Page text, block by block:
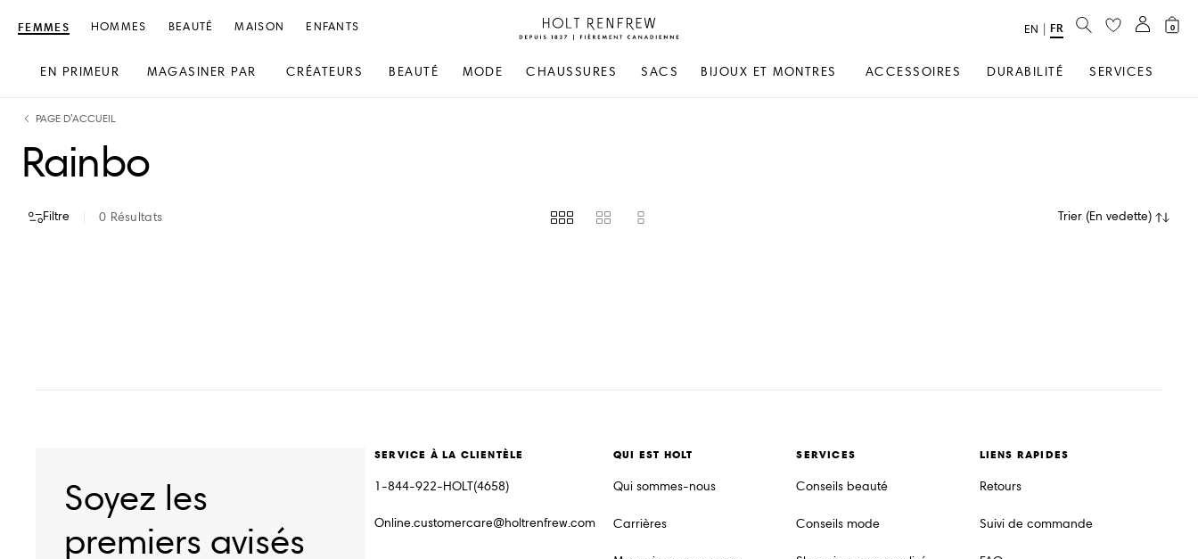
Fierement
FEMMES
EN PRIMEUR MAGASINER PAR CRÉATEURS BEAUTÉ MODE CHAUSSURES SACS BIJOUX ET MONTRES ACCESSOIRES DURABILITÉ SERVICES
HOMMES BEAUTÉ MAISON ENFANTS text.language
EN FR RECHERCHER
0
PAGE D’ACCUEIL
Rainbo
Filtre 0 Résultats Trier (En vedette)
Soyez les
premiers avisés
SERVICE À LA CLIENTÈLE
1-844-922-HOLT(4658)
Online.customercare@holtrenfrew.com
QUI EST HOLT
Qui sommes-nous
Carrières
SERVICES
Conseils beauté
Conseils mode
LIENS RAPIDES
Retours
Suivi de commande